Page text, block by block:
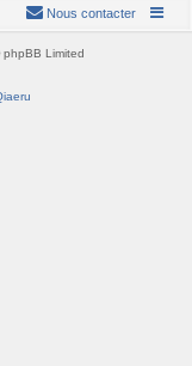
Nous contacter
Limited